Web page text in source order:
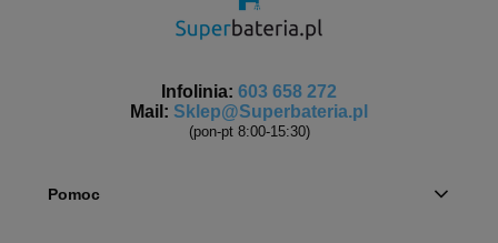
Infolinia: 603 658 272
Mail: Sklep@Superbateria.pl
(pon-pt 8:00-15:30)
Pomoc